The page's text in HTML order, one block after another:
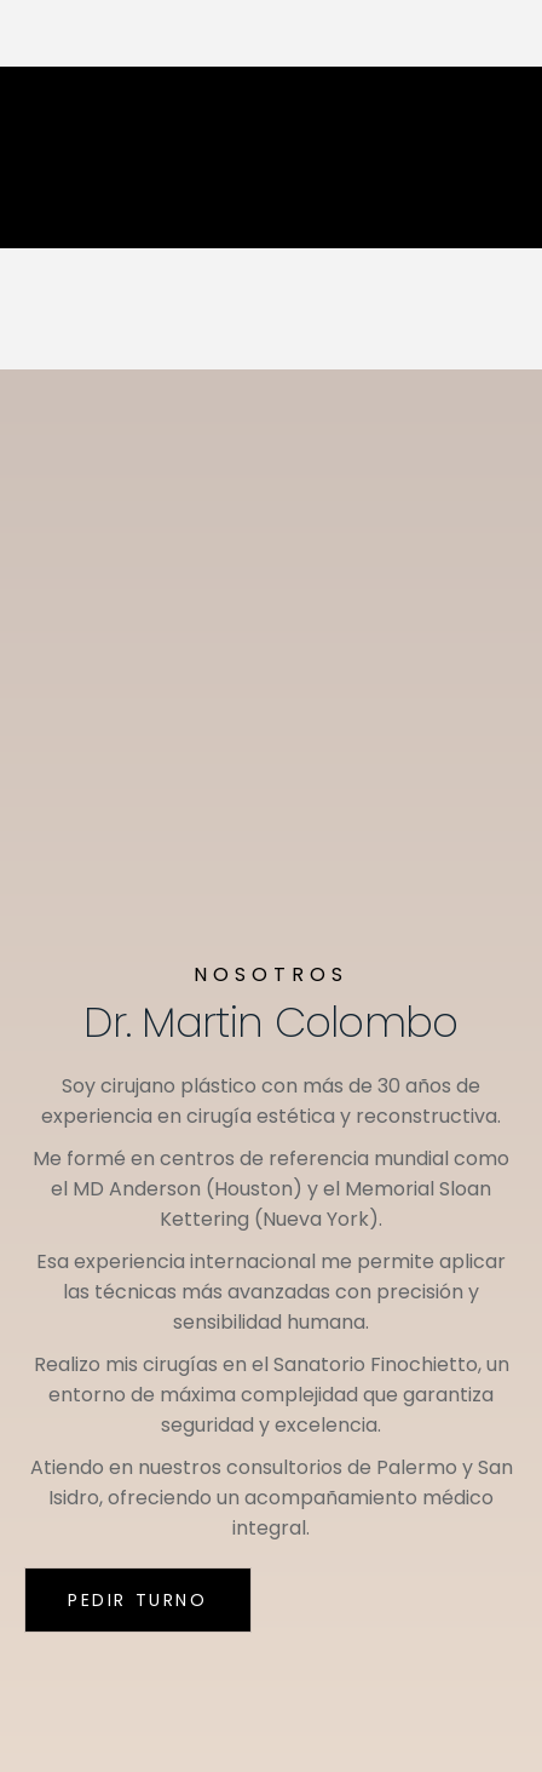
NOSOTROS
Dr. Martin Colombo
Soy cirujano plástico con más de 30 años de
experiencia en cirugía estética y reconstructiva.
Me formé en centros de referencia mundial como
el MD Anderson (Houston) y el Memorial Sloan
Kettering (Nueva York).
Esa experiencia internacional me permite aplicar
las técnicas más avanzadas con precisión y
sensibilidad humana.
Realizo mis cirugías en el Sanatorio Finochietto, un
entorno de máxima complejidad que garantiza
seguridad y excelencia.
Atiendo en nuestros consultorios de Palermo ySan
Isidro, ofreciendo un acompañamiento médico
integral.
PEDIR TURNO